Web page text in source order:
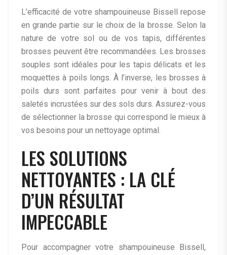
L’efficacité de votre shampouineuse Bissell repose
en grande partie sur le choix de la brosse. Selon la
nature de votre sol ou de vos tapis, différentes
brosses peuvent être recommandées. Les brosses
souples sont idéales pour les tapis délicats et les
moquettes à poils longs. À l’inverse, les brosses à
poils durs sont parfaites pour venir à bout des
saletés incrustées sur des sols durs. Assurez-vous
de sélectionner la brosse qui correspond le mieux à
vos besoins pour un nettoyage optimal.
LES SOLUTIONS
NETTOYANTES : LA CLÉ
D’UN RÉSULTAT
IMPECCABLE
Pour accompagner votre shampouineuse Bissell,